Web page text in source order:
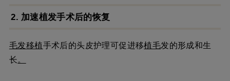
2. 加速植发手术后的恢复
毛发移植手术后的头皮护理可促进移植毛发的形成和生
长。